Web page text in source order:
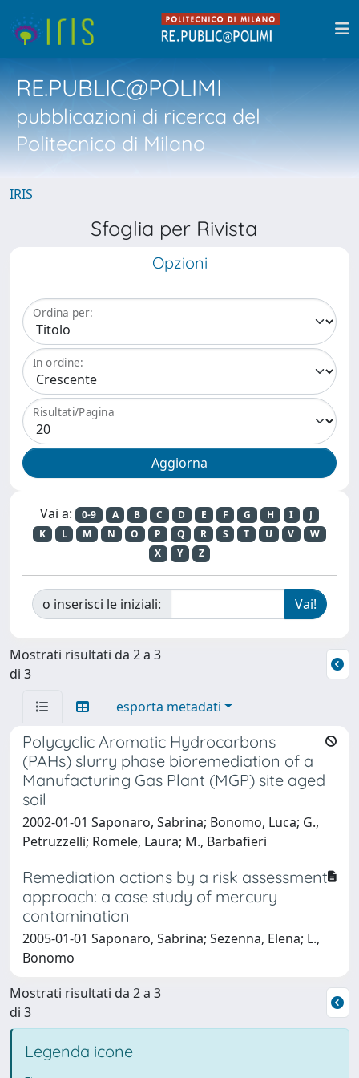
RE.PUBLIC@POLIMI
pubblicazioni di ricerca del
Politecnico di Milano
IRIS
Sfoglia per Rivista
Opzioni
Ordina per:
In ordine:
Risultati/Pagina
Vai a: 0-9 A B C D E F G H I
J
K
L M N O P Q R S T U V
W
X
Y Z
o inserisci le iniziali:
Mostrati risultati da 2 a 3
di 3
esporta metadati
Polycyclic Aromatic Hydrocarbons
(PAHs) slurry phase bioremediation of a
Manufacturing Gas Plant (MGP) site aged
soil
2002-01-01 Saponaro, Sabrina; Bonomo, Luca; G.,
Petruzzelli; Romele, Laura; M., Barbafieri
Remediation actions by a risk assessment
approach: a case study of mercury
contamination
2005-01-01 Saponaro, Sabrina; Sezenna, Elena; L.,
Bonomo
Mostrati risultati da 2 a 3
di 3
Legenda icone